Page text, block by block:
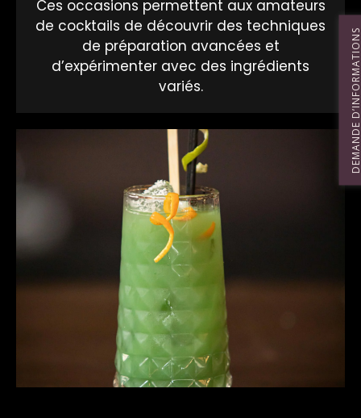
Ces occasions permettent aux amateurs
de cocktails de découvrir des techniques
de préparation avancées et
d’expérimenter avec des ingrédients
variés.
DEMANDE